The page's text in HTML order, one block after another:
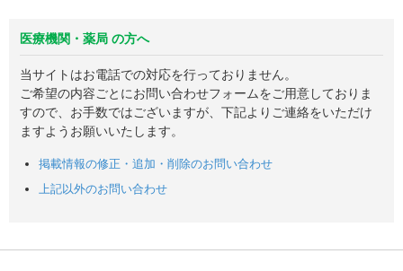
医療機関・薬局 の方へ
当サイトはお電話での対応を行っておりません。
ご希望の内容ごとにお問い合わせフォームをご用意しておりま
すので、お手数ではございますが、下記よりご連絡をいただけ
ますようお願いいたします。
掲載情報の修正・追加・削除のお問い合わせ
上記以外のお問い合わせ